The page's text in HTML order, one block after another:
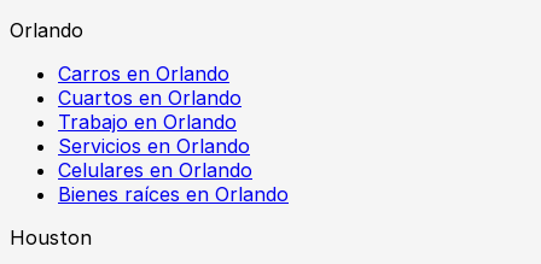
Orlando
Carros en Orlando
Cuartos en Orlando
Trabajo en Orlando
Servicios en Orlando
Celulares en Orlando
Bienes raíces en Orlando
Houston